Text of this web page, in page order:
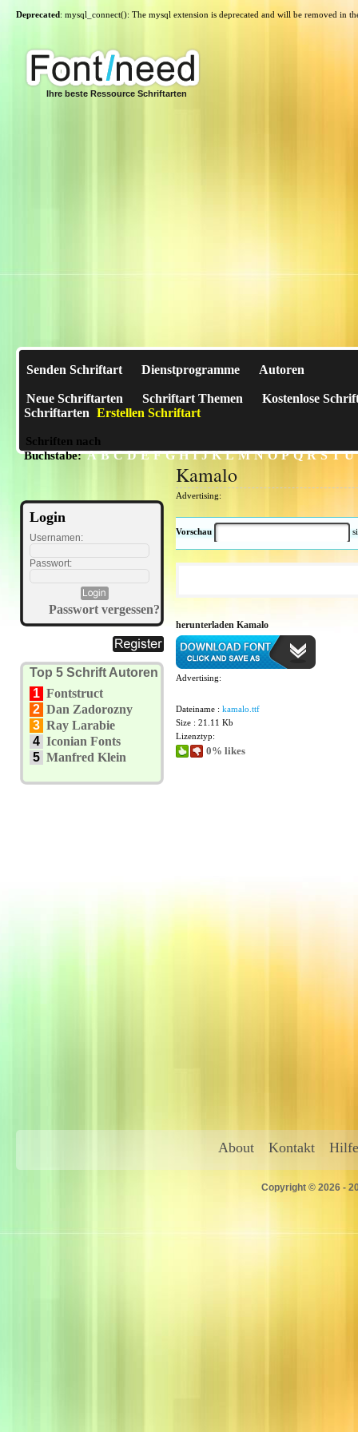
Deprecated: mysql_connect(): The mysql extension is deprecated and will be removed in
Ihre beste Ressource Schriftarten
Senden Schriftart Dienstprogramme Autoren
Neue Schriftarten Schriftart Themen
Kostenlose
Schriftarten Erstellen Schriftart
Schriften nach
Buchstabe:A B C D E F G H I J K L M N O P Q R S T U
Login
Usernamen:
Passwort:
Passwort vergessen?
Top 5 Schrift Autoren
1 Fontstruct
2 Dan Zadorozny
3 Ray Larabie
4 Iconian Fonts
5 Manfred Klein
Kamalo
Advertising:
Vorschau
herunterladen Kamalo
Advertising:
Dateiname : kamalo.ttf
Size : 21.11 Kb
Lizenztyp:
0% likes
About Kontakt Hilfe
Copyright © 2026 -